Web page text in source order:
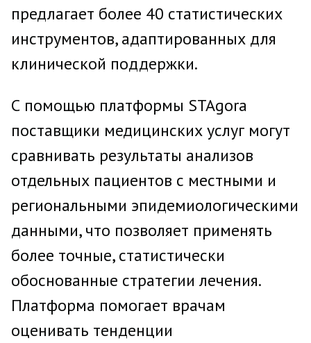
предлагает более 40 статистических
инструментов, адаптированных для
клинической поддержки.
С помощью платформы STAgora
поставщики медицинских услуг могут
сравнивать результаты анализов
отдельных пациентов с местными и
региональными эпидемиологическими
данными, что позволяет применять
более точные, статистически
обоснованные стратегии лечения.
Платформа помогает врачам
оценивать тенденции